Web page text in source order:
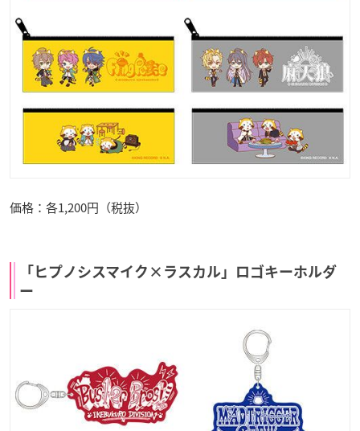
価格：各1,200円（税抜）
「ヒプノシスマイク×ラスカル」ロゴキーホルダ
ー